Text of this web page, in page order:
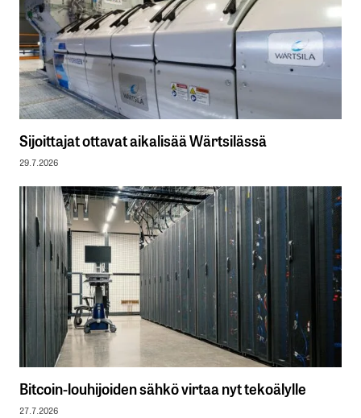
Sijoittajat ottavat aikalisää Wärtsilässä
29.7.2026
Bitcoin-louhijoiden sähkö virtaa nyt tekoälylle
27.7.2026